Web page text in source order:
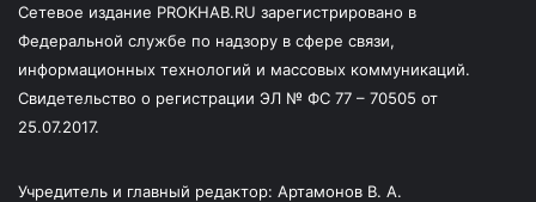
Сетевое издание PROKHAB.RU зарегистрировано в
Федеральной службе по надзору в сфере связи,
информационных технологий и массовых коммуникаций.
Свидетельство о регистрации ЭЛ № ФС 77 – 70505 от
25.07.2017.
Учредитель и главный редактор: Артамонов В. А.